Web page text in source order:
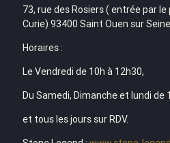
73, rue des Rosiers ( entrée par
Curie) 93400 Saint Ouen sur Seine
Horaires :
Le Vendredi de 10h à 12h30,
Du Samedi, Dimanche et lundi de
et tous les jours sur RDV.